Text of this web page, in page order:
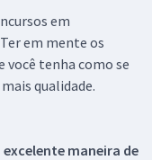
em
em mente os
você tenha como se
qualidade.
maneira de